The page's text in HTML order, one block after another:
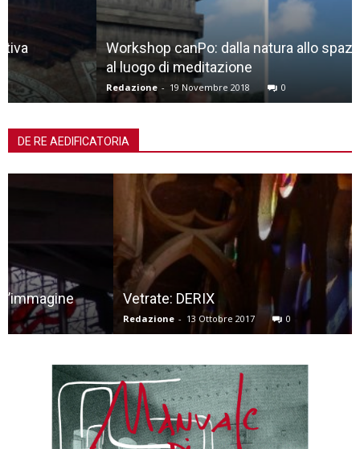
Workshop canPo: dalla natura allo spazio liminale,
al luogo di meditazione
Redazione 19 Novembre 2018 0
DE RE AEDIFICATORIA
Vetrate: DERIX
Redazione - 13 Ottobre 2017